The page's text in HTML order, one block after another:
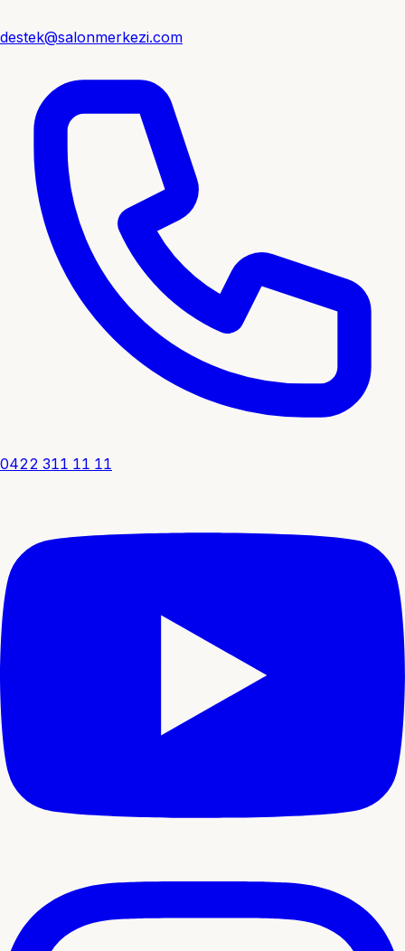
destek@salonmerkezi.com
0422 311 11 11